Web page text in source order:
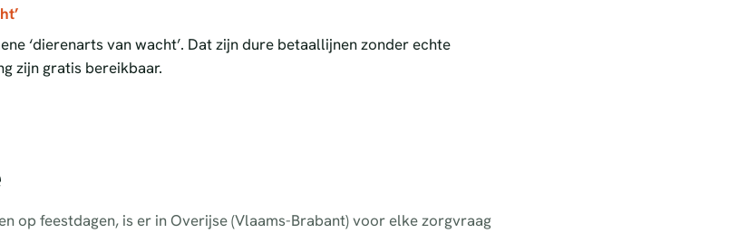
‘dierenarts van wacht’. Dat zijn dure betaallijnen zonder echte
zijn gratis bereikbaar.
op feestdagen, is er in Overijse (Vlaams-Brabant) voor elke zorgvraag